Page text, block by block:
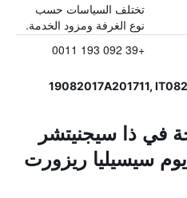
تختلف السياسات حسب
نوع الغرفة ومزود الخدمة.
+39 092 193 0011
في ذا سيجنيتشر
سيسيليا ريزورت